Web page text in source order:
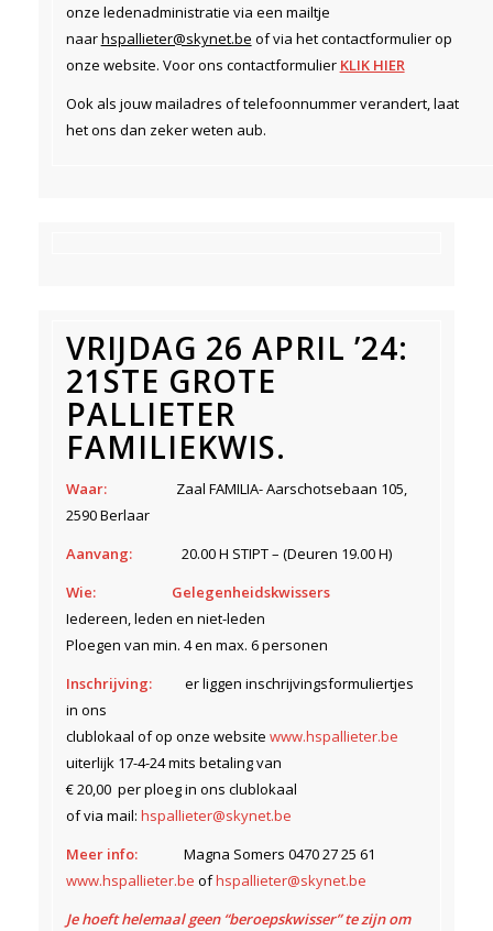
onze ledenadministratie via een mailtje
naarhspallieter@skynet.be of via het contactformulier op
onze website. Voor ons contactformulier KLIK HIER
Ook als jouw mailadres of telefoonnummer verandert, laat
het ons dan zeker weten aub.
VRIJDAG 26 APRIL ’24:
21STE GROTE
PALLIETER
FAMILIEKWIS.
Waar:Zaal FAMILIA- Aarschotsebaan 105,
2590 Berlaar
Aanvang:20.00 H STIPT – (Deuren 19.00 H)
Wie:
Gelegenheidskwissers
Iedereen, leden en niet-leden
Ploegen van min. 4 en max. 6 personen
Inschrijving:er liggen inschrijvingsformuliertjes
in ons
clublokaal of op onze website www.hspallieter.be
uiterlijk 17-4-24 mits betaling van
€ 20,00 per ploeg in ons clublokaal
of via mail: hspallieter@skynet.be
Meer info:Magna Somers 0470 27 25 61
www.hspallieter.be ofhspallieter@skynet.be
Je hoeft helemaal geen “beroepskwisser” te zijn om